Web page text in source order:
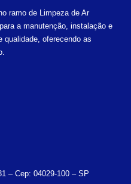
ramo de Limpeza de Ar
a manutenção, instalação e
qualidade, oferecendo as
– Cep: 04029-100 – SP